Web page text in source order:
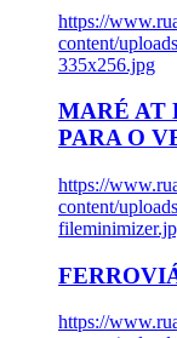
https://
content/
335x256.jpg
MARÉ AT
PARA O
https://
content/
https://